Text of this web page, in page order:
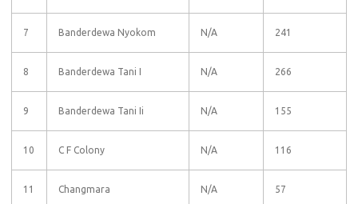
7 Banderdewa Nyokom N/A 241
8 Banderdewa Tani I N/A 266
9 Banderdewa Tani Ii N/A 155
10 C F Colony N/A 116
11 Changmara N/A 57